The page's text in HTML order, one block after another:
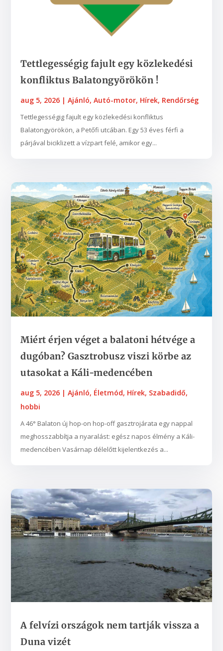
Tettlegességig fajult egy közlekedési
konfliktus Balatongyörökön !
aug 5, 2026 |Ajánló,Autó-motor, Hírek, Rendőrség
Tettlegességig fajult egy közlekedési konfliktus
Balatongyörökön, a Petőfi utcában. Egy 53 éves férfi a
párjával biciklizett a vízpart felé, amikor egy...
Miért érjen véget a balatoni hétvége a
dugóban? Gasztrobusz viszi körbe az
utasokat a Káli-medencében
aug 5, 2026 |Ajánló, Életmód, Hírek, Szabadidő,
hobbi
A 46° Balaton új hop-on hop-off gasztrojárata egy nappal
meghosszabbítja a nyaralást: egész napos élmény a Káli-
medencében Vasárnap délelőtt kijelentkezés a...
A felvízi országok nem tartják vissza a
Duna vizét